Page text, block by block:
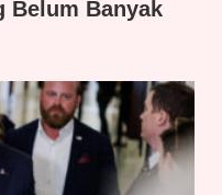
Belum Banyak